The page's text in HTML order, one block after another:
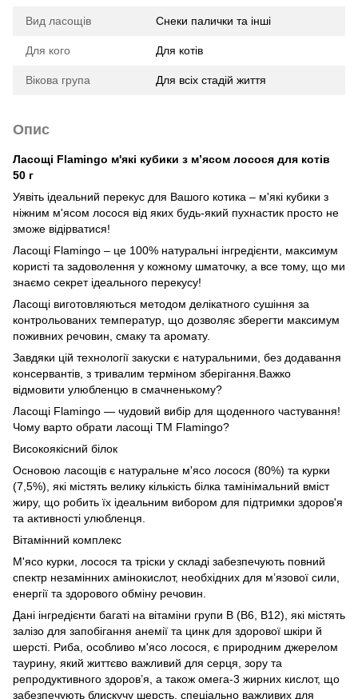
Вид ласощів Снеки палички та інші
Для кого Для котів
Вікова група Для всіх стадій життя
Опис
Ласощі Flamingo м'які кубики з м’ясом лосося для котів
50 г
Уявіть ідеальний перекус для Вашого котика – м'які кубики з
ніжним м'ясом лосося від яких будь-який пухнастик просто не
зможе відірватися!
Ласощі Flamingo – це 100% натуральні інгредієнти, максимум
користі та задоволення у кожному шматочку, а все тому, що ми
знаємо секрет ідеального перекусу!
Ласощі виготовляються методом делікатного сушіння за
контрольованих температур, що дозволяє зберегти максимум
поживних речовин, смаку та аромату.
Завдяки цій технології закуски є натуральними, без додавання
консервантів, з тривалим терміном зберігання.Важко
відмовити улюбленцю в смачненькому?
Ласощі Flamingo — чудовий вибір для щоденного частування!
Чому варто обрати ласощі ТМ Flamingo?
Високоякісний білок
Основою ласощів є натуральне м'ясо лосося (80%) та курки
(7,5%), які містять велику кількість білка тамінімальний вміст
жиру, що робить їх ідеальним вибором для підтримки здоров'я
та активності улюбленця.
Вітамінний комплекс
М'ясо курки, лосося та тріски у складі забезпечують повний
спектр незамінних амінокислот, необхідних для м’язової сили,
енергії та здорового обміну речовин.
Дані інгредієнти багаті на вітаміни групи B (B6, B12), які містять
залізо для запобігання анемії та цинк для здорової шкіри й
шерсті. Риба, особливо м'ясо лосося, є природним джерелом
таурину, який життєво важливий для серця, зору та
репродуктивного здоров’я, а також омега-3 жирних кислот, що
забезпечують блискучу шерсть, спеціально важливих для